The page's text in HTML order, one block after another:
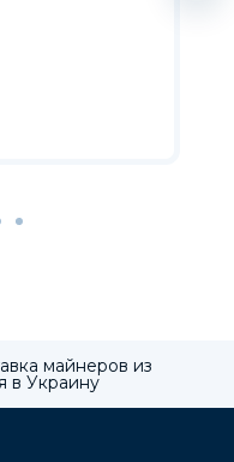
майнеров из
в Украину